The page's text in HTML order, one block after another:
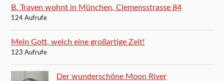
B. Traven wohnt in München, Clemensstrasse 84
124 Aufrufe
Mein Gott, welch eine großartige Zeit!
123 Aufrufe
Der wunderschöne Moon River